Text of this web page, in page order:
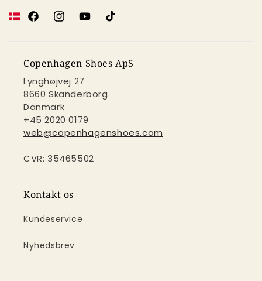
FacebookInstagramYouTubeTikTok
Copenhagen Shoes ApS
Lynghøjvej 27
8660 Skanderborg
Danmark
+45 2020 0179
web@copenhagenshoes.com
CVR: 35465502
Kontakt os
Kundeservice
Nyhedsbrev